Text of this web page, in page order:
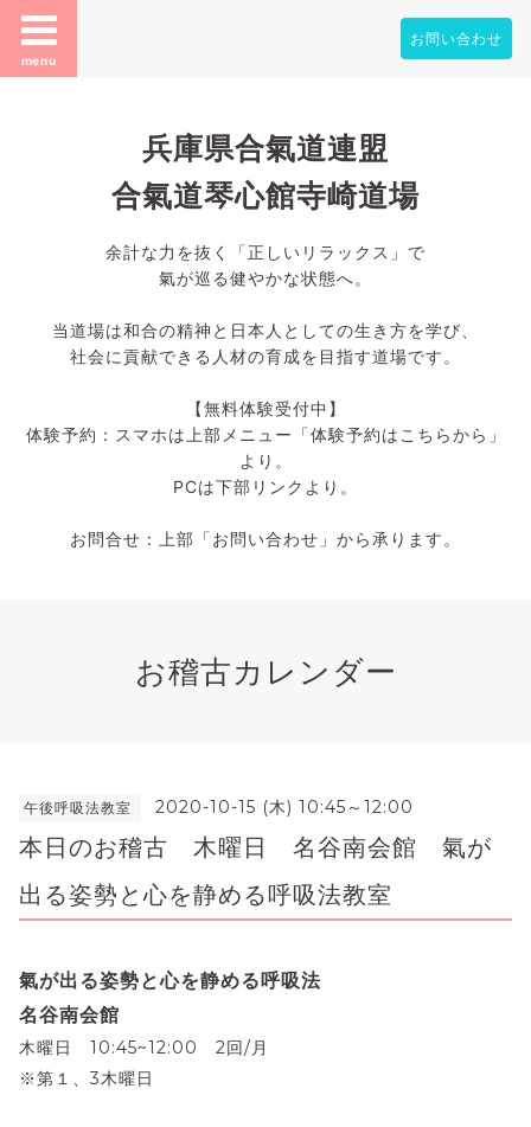
menu
お問い合わせ
兵庫県合氣道連盟
合氣道琴心館寺崎道場
余計な力を抜く「正しいリラックス」で
氣が巡る健やかな状態へ。
当道場は和合の精神と日本人としての生き方を学び、
社会に貢献できる人材の育成を目指す道場です。
【無料体験受付中】
体験予約：スマホは上部メニュー「体験予約はこちらから」
より。
PCは下部リンクより。
お問合せ：上部「お問い合わせ」から承ります。
お稽古カレンダー
午後呼吸法教室 2020-10-15 (木) 10:45～12:00
本日のお稽古 木曜日 名谷南会館 氣が
出る姿勢と心を静める呼吸法教室
氣が出る姿勢と心を静める呼吸法
名谷南会館
木曜日 10:45~12:00 2回/月
※第１、3木曜日